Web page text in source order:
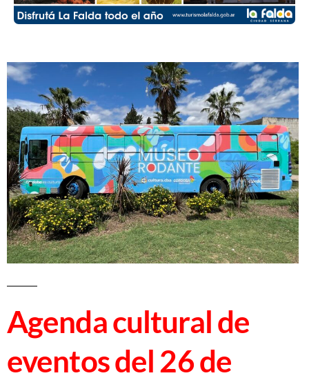
Agenda cultural de
eventos del 26 de